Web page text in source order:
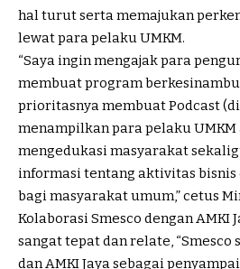
hal turut serta memajukan
lewat para pelaku UMKM.
“Saya ingin mengajak para
membuat program
prioritasnya membuat Podcast
menampilkan para pelaku UMKM
mengedukasi masyarakat
informasi tentang aktivitas bisnis
bagi masyarakat umum,” cetus
Kolaborasi Smesco dengan AMKI
sangat tepat dan relate, “Smesco
dan AMKI Jaya sebagai